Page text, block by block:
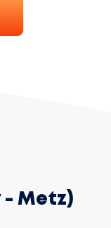
- Metz)